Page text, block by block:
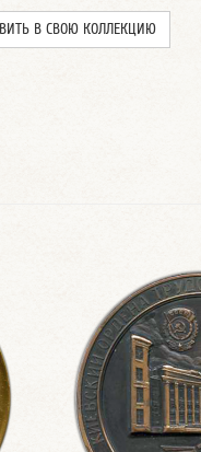
В СВОЮ КОЛЛЕКЦИЮ